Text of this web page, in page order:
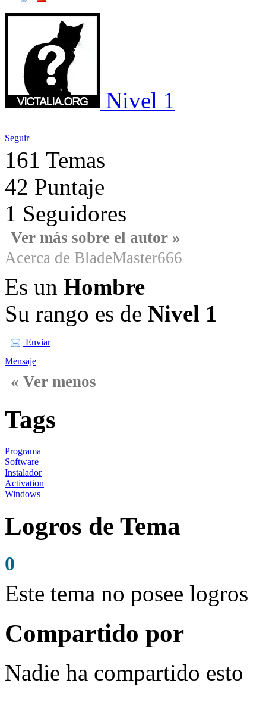
Nivel 1
Seguir
161 Temas
42 Puntaje
1 Seguidores
Ver más sobre el autor »
Acerca de BladeMaster666
Es un Hombre
Su rango es de Nivel 1
Enviar
Mensaje
« Ver menos
Tags
Programa
Software
Instalador
Activation
Windows
Logros de Tema
0
Este tema no posee logros
Compartido por
Nadie ha compartido esto